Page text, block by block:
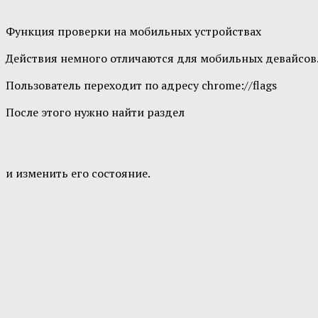
Функция проверки на мобильных устройствах
Действия немного отличаются для мобильных
Пользователь переходит по адресу chrome://flags
После этого нужно найти раздел
и изменить его состояние.